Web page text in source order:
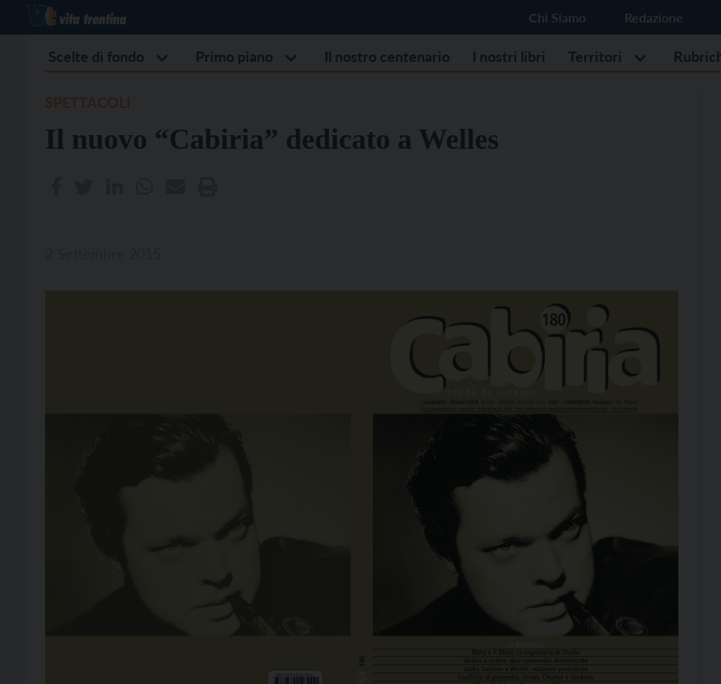
Chi Siamo Redazione
Scelte di fondo Primo piano Il nostro centenario I nostri libri Territori
Il nuovo “Cabiria” dedicato a Welles